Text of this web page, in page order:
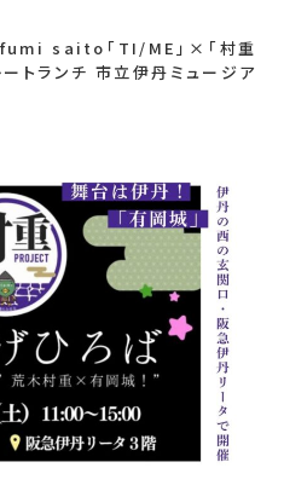
saito「TI/ME」×「村重
トランチ 市立伊丹ミュージア